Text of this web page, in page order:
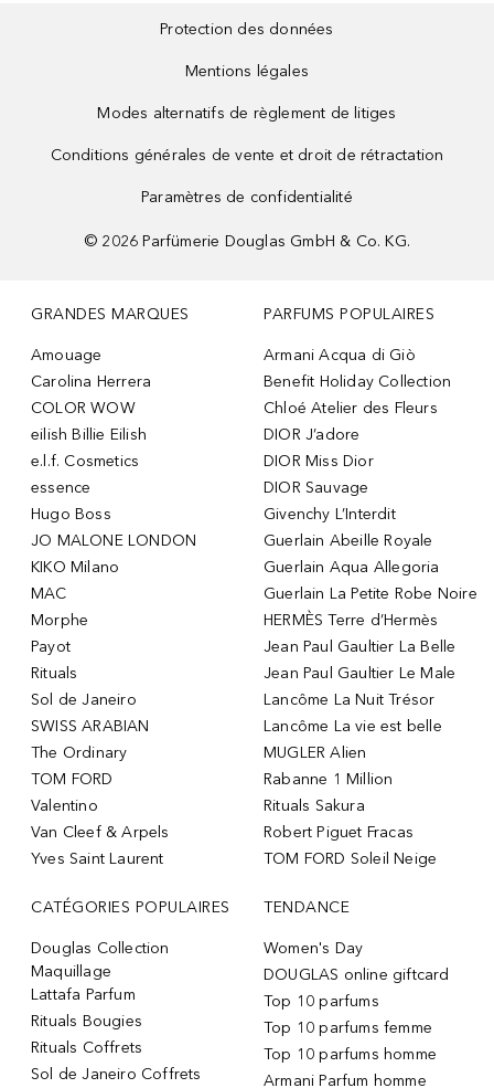
Protection des données
Mentions légales
Modes alternatifs de règlement de litiges
Conditions générales de vente et droit de rétractation
Paramètres de confidentialité
© 2026 Parfümerie Douglas GmbH & Co. KG.
GRANDES MARQUES
Amouage
Carolina Herrera
COLOR WOW
eilish Billie Eilish
e.l.f. Cosmetics
essence
Hugo Boss
JO MALONE LONDON
KIKO Milano
MAC
Morphe
Payot
Rituals
Sol de Janeiro
SWISS ARABIAN
The Ordinary
TOM FORD
Valentino
Van Cleef & Arpels
Yves Saint Laurent
PARFUMS POPULAIRES
Armani Acqua di Giò
Benefit Holiday Collection
Chloé Atelier des Fleurs
DIOR J’adore
DIOR Miss Dior
DIOR Sauvage
Givenchy L’Interdit
Guerlain Abeille Royale
Guerlain Aqua Allegoria
Guerlain La Petite Robe Noire
HERMÈS Terre d’Hermès
Jean Paul Gaultier La Belle
Jean Paul Gaultier Le Male
Lancôme La Nuit Trésor
Lancôme La vie est belle
MUGLER Alien
Rabanne 1 Million
Rituals Sakura
Robert Piguet Fracas
TOM FORD Soleil Neige
CATÉGORIES POPULAIRES
Douglas Collection
Maquillage
Lattafa Parfum
Rituals Bougies
Rituals Coffrets
Sol de Janeiro Coffrets
TENDANCE
Women's Day
DOUGLAS online giftcard
Top 10 parfums
Top 10 parfums femme
Top 10 parfums homme
Armani Parfum homme